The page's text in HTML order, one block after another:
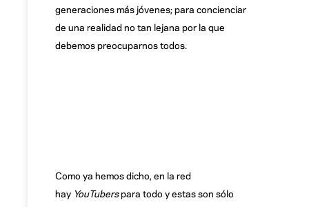
generaciones más jóvenes; para concienciar
de una realidad no tan lejana por la que
debemos preocuparnos todos.
Como ya hemos dicho, en la red
hay YouTuberspara todo y estas son sólo